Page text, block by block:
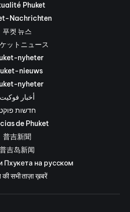
Phuket
Nachrichten
푸켓 뉴스
ットニュース
nyheter
nieuws
nyheter
أخبار فوكيت
חדשות
de Phuket
普吉新聞
普吉岛新闻
Пхукета на русском
सभी ताज़ा ख़बरें